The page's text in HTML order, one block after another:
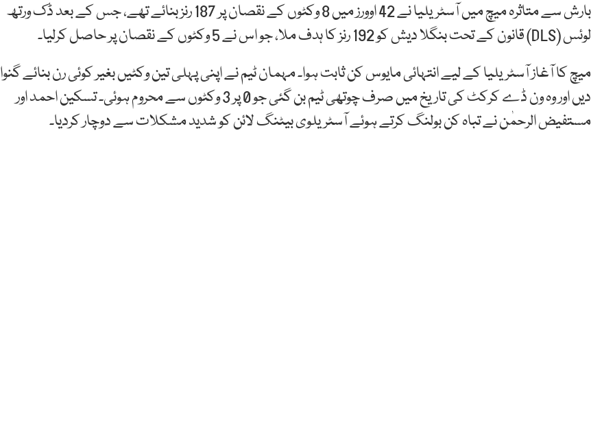
بارش سے متاثرہ میچ میں آسٹریلیا نے 42 اوورز میں 8 وکٹوں کے نقصان پر 187 رنز بنائے تھے، جس کے بعد ڈک ورتھ
لوئس (DLS) قانون کے تحت بنگلا دیش کو 192 رنز کا ہدف ملا، جو اس نے 5 وکٹوں کے نقصان پر حاصل کرلیا۔
میچ کا آغاز آسٹریلیا کے لیے انتہائی مایوس کن ثابت ہوا۔ مہمان ٹیم نے اپنی پہلی تین وکٹیں بغیر کوئی رن بنائے گنوا
دیں اور وہ ون ڈے کرکٹ کی تاریخ میں صرف چوتھی ٹیم بن گئی جو 0 پر 3 وکٹوں سے محروم ہوئی۔ تسکین احمد اور
مستفیض الرحمٰن نے تباہ کن بولنگ کرتے ہوئے آسٹریلوی بیٹنگ لائن کو شدید مشکلات سے دوچار کردیا۔